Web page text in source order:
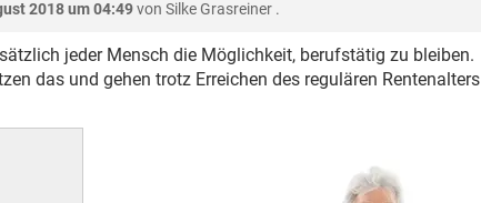
2018 um 04:49von Silke Grasreiner .
jeder Mensch die Möglichkeit, berufstätig zu bleiben.
das und gehen trotz Erreichen des regulären Rentenalters